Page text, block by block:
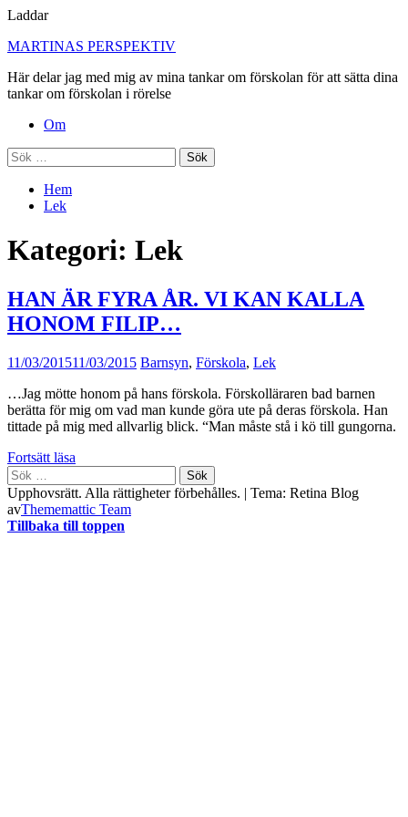
Laddar
Hoppa
innehåll
MARTINAS PERSPEKTIV
Här delar jag med mig av mina tankar om förskolan för att sätta dina
tankar om förskolan i rörelse
PrimärOm
Sök
efter:
Hem
Lek
Kategori: Lek
HAN ÄR FYRA ÅR. VI KAN KALLA
HONOM FILIP…
11/03/201511/03/2015 Barnsyn, Förskola, Lek
…Jag mötte honom på hans förskola. Förskolläraren bad barnen
berätta för mig om vad man kunde göra ute på deras förskola. Han
tittade på mig med allvarlig blick. “Man måste stå i kö till gungorna.
Fortsätt läsa
Sök
efter:
Upphovsrätt. Alla rättigheter förbehålles. | Tema: Retina Blog
avThememattic Team
Tillbaka till toppen